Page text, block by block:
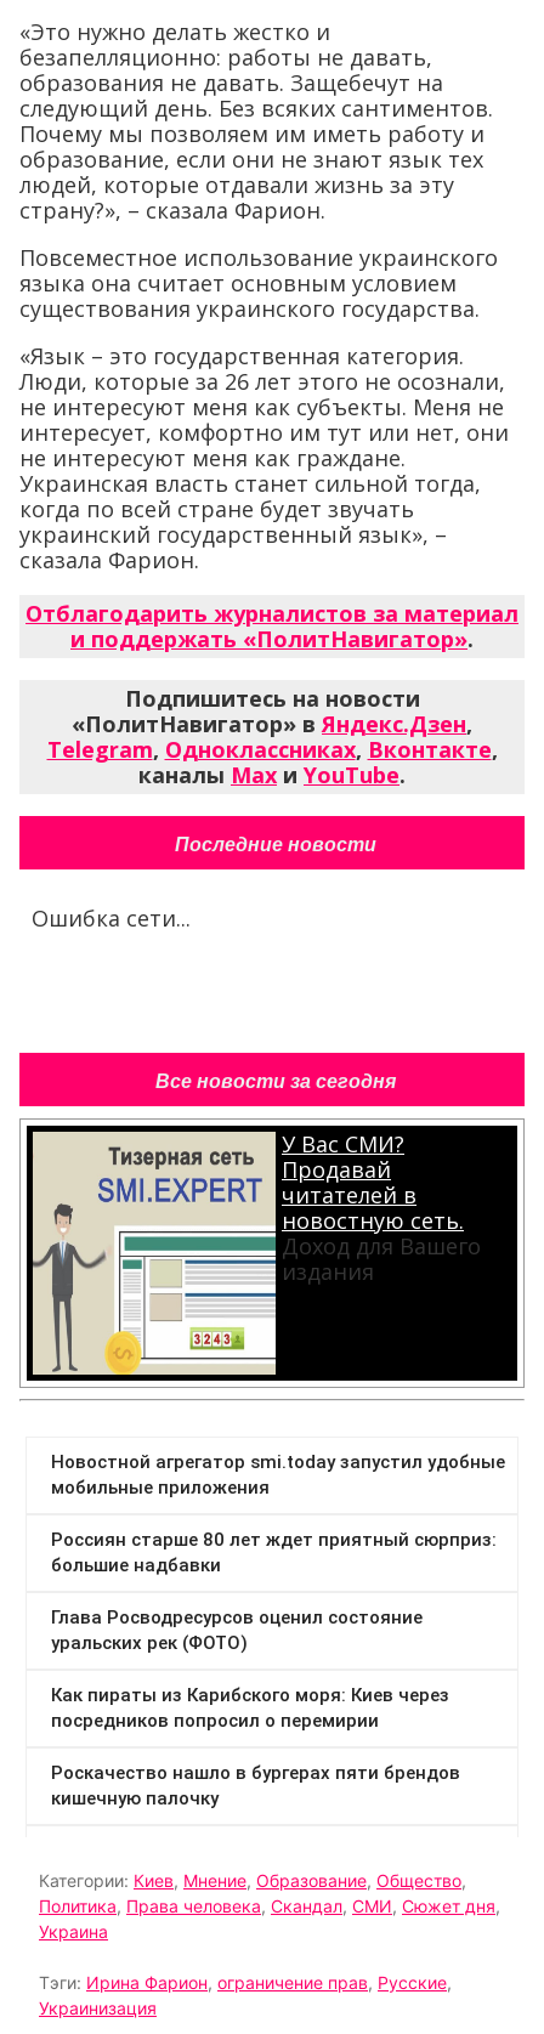
«Это нужно делать жестко и
безапелляционно: работы не давать,
образования не давать. Защебечут на
следующий день. Без всяких сантиментов.
Почему мы позволяем им иметь работу и
образование, если они не знают язык тех
людей, которые отдавали жизнь за эту
страну?», – сказала Фарион.
Повсеместное использование украинского
языка она считает основным условием
существования украинского государства.
«Язык – это государственная категория.
Люди, которые за 26 лет этого не осознали,
не интересуют меня как субъекты. Меня не
интересует, комфортно им тут или нет, они
не интересуют меня как граждане.
Украинская власть станет сильной тогда,
когда по всей стране будет звучать
украинский государственный язык», –
сказала Фарион.
Отблагодарить журналистов за материал
и поддержать «ПолитНавигатор».
Подпишитесь на новости
«ПолитНавигатор» вЯндекс.Дзен,
Telegram, Одноклассниках, Вконтакте,
каналы Max и YouTube.
Последние новости
Ошибка сети...
Все новости за сегодня
У Вас СМИ?
Продавай
читателей в
новостную сеть.
Доход для Вашего
издания
Категории: Киев, Мнение, Образование, Общество,
Политика, Права человека, Скандал, СМИ, Сюжет дня,
Украина
Тэги: Ирина Фарион, ограничение прав, Русские,
Украинизация